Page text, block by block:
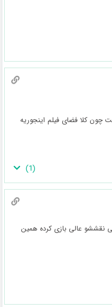
چون کلا فضای فیلم اینجوریه
(
1
)
نقششو عالی بازی کرده همین